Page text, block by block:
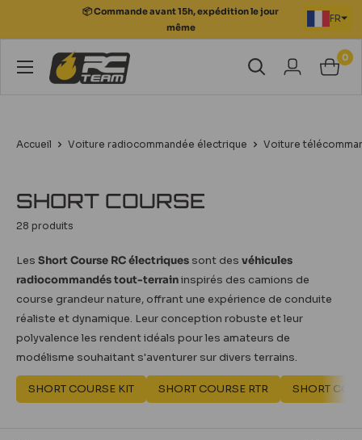
📦 Commande avant 15h, expédition le jour
FR
RC
Team
0
Accueil Voiture radiocommandée électrique Voiture
SHORT COURSE
28 produits
Les Short Course RC électriques sont des véhicules
radiocommandés tout-terraininspirés des camions de
course grandeur nature, offrant une expérience de conduite
réaliste et dynamique. Leur conception robuste et leur
polyvalence les rendent idéals pour les amateurs de
modélisme souhaitant s'aventurer sur divers terrains.
SHORT COURSE KIT SHORT COURSE RTR SHORT